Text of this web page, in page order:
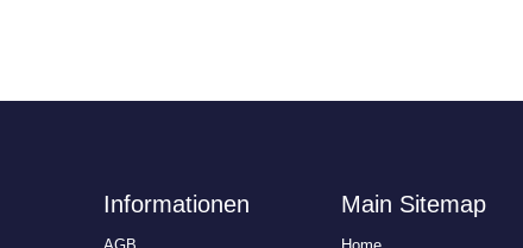
Informationen Main Sitemap